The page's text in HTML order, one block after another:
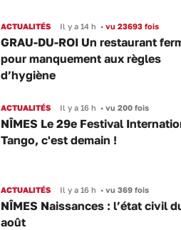
ACTUALITÉS Il y a 14 h •vu 23693 fois
GRAU-DU-ROI Un restaurant
pour manquement aux règles
d’hygiène
ACTUALITÉS Il y a 16 h •vu 200 fois
NÎMES Le 29e Festival
Tango, c'est demain !
ACTUALITÉS Il y a 16 h •vu 369 fois
NÎMES Naissances : l’état civil
août